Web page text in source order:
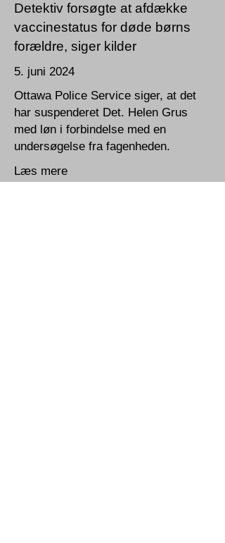
Detektiv forsøgte at afdække
vaccinestatus for døde børns
forældre, siger kilder
5. juni 2024
Ottawa Police Service siger, at det
har suspenderet Det. Helen Grus
med løn i forbindelse med en
undersøgelse fra fagenheden.
Læs mere